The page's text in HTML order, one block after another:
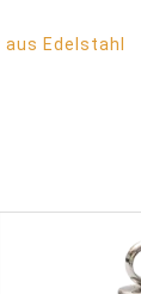
Edelstahl